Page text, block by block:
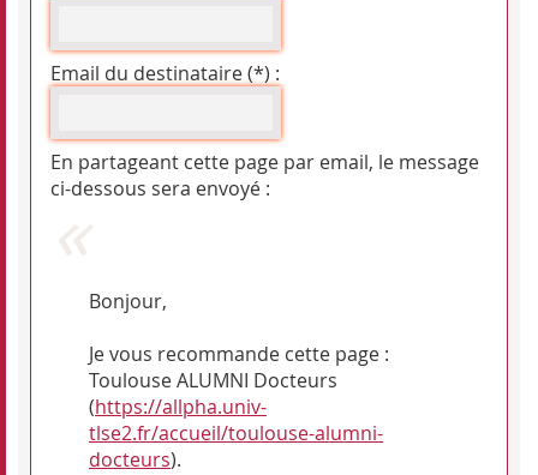
Email du destinataire (*) :
En partageant cette page par email, le message
ci-dessous sera envoyé :
Bonjour,
Je vous recommande cette page :
Toulouse ALUMNI Docteurs
(https://allpha.univ-
tlse2.fr/accueil/toulouse-alumni-
docteurs).